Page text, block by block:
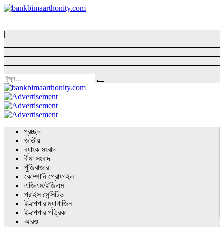
|
প্রচ্ছদ
জাতীয়
ব্যাংক সংবাদ
বীমা সংবাদ
পুঁজিবাজার
কোম্পানি প্রোফাইল
এজিএম/ইজিএম
প্রাইস সেন্সিটিভ
ই-পেপার ম্যাগাজিন
ই-পেপার পত্রিকা
আরও